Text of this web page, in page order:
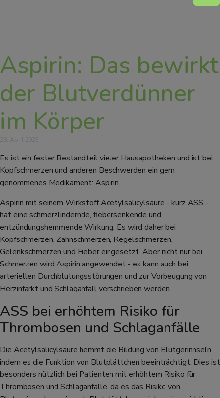
Aspirin: Das bewirkt
der Blutverdünner
im Körper
Es ist ein fester Bestandteil vieler Hausapotheken und ist bei
Kopfschmerzen und anderen Beschwerden ein gern
genommenes Medikament: Aspirin.
Aspirin mit seinem Wirkstoff Acetylsalicylsäure - kurz ASS -
hat eine schmerzlindernde, fiebersenkende und
entzündungshemmende Wirkung. Es wird daher bei
Kopfschmerzen, Zahnschmerzen, Regelschmerzen,
Gelenkschmerzen und Fieber eingesetzt. Aber nicht nur bei
Schmerzen wird Aspirin angewendet - es kann auch bei
arteriellen Durchblutungsstörungen und zur Vorbeugung von
Herzinfarkt und Schlaganfall verschrieben werden.
ASS bei erhöhtem Risiko für
Thrombosen und Schlaganfälle
Die Acetylsalicylsäure hemmt die Bildung von Blutgerinnseln,
indem es die Funktion von Blutplättchen beeinträchtigt. Dies ist
besonders nützlich bei Patienten mit erhöhtem Risiko für
Thrombosen und Schlaganfälle, da es das Risiko von